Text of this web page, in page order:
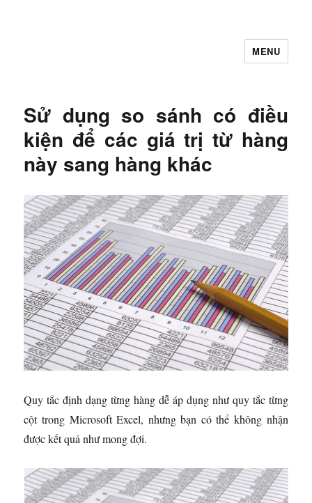
MENU
Sử dụng so sánh có điều
kiện để các giá trị từ hàng
này sang hàng khác
Quy tắc định dạng từng hàng dễ áp ​​dụng như quy tắc từng
cột trong Microsoft Excel, nhưng bạn có thể không nhận
được kết quả như mong đợi.